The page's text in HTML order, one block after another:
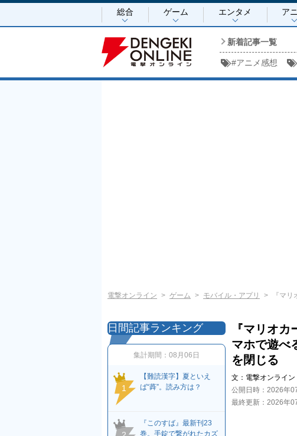
総合 ゲーム エンタメ ア
新着記事一覧
#アニメ感想
電撃オンライン ゲーム モバイル・アプリ 『マ
『マリオ
マホで遊べ
を閉じる
文： 電撃オンライン
公開日時： 2026年
最終更新： 2026年
日間記事ランキング
集計期間： 08月06日
1
【難読漢字】夏といえ
ば“蕣”。読み方は？
『このすば』最新刊23
巻。手錠で繋がれたカズ